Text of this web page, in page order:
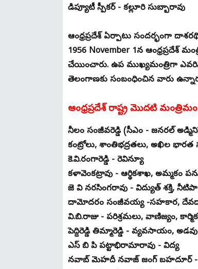
డిప్యూటీ స్పీకర్ - కల్లూరి సుబ్బారావు
ఆంధ్రప్రదేశ్ ఏర్పాటు సందర్భంగా
1956 November 1న ఆంధ్రప్రదేశ్
చేయించారు. ఉప ముఖ్యమంత్రిగా ఎవరిని
తెలంగాణకు సంబంధించిన వారు
ఆంధ్రప్రదేశ్ రాష్ట్ర మొదటి
నీలం సంజీవరెడ్డి (సీఎం - జనరల్
కంట్రోలు, శాంతిభద్రతలు, అఖిల
కె.వి.రంగారెడ్డి - రెవిన్యూ
కళావెంకట్రావు - ఆర్థికశాఖ, అమ్మకం
జె వి నరసింగరావు - విద్యుత్ శక్తి,
దామోదరం సంజీవయ్య -సహకార,
వి.బి.రాజు - పరిశ్రమలు, వాణిజ్యం,
పెద్దిరెడ్డి తిమ్మారెడ్డి - వ్యవసాయం,
ఎస్ బి పి పట్టాభిరామారావు - విద్య
నవాబ్ మెహదీ నవాజ్ జంగ్ బహదూర్ -